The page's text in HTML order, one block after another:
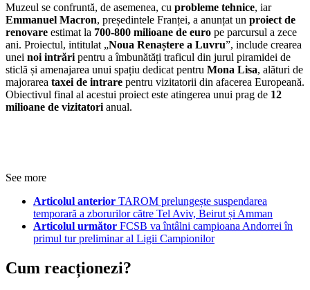
Muzeul se confruntă, de asemenea, cu probleme tehnice, iar
Emmanuel Macron, președintele Franței, a anunțat un proiect de
renovare estimat la 700-800 milioane de euro pe parcursul a zece
ani. Proiectul, intitulat „Noua Renaștere a Luvru”, include crearea
unei noi intrări pentru a îmbunătăți traficul din jurul piramidei de
sticlă și amenajarea unui spațiu dedicat pentru Mona Lisa, alături de
majorarea taxei de intrare pentru vizitatorii din afacerea Europeană.
Obiectivul final al acestui proiect este atingerea unui prag de 12
milioane de vizitatori anual.
See more
Articolul anterior TAROM prelungește suspendarea
temporară a zborurilor către Tel Aviv, Beirut și Amman
Articolul următor FCSB va întâlni campioana Andorrei în
primul tur preliminar al Ligii Campionilor
Cum reacționezi?